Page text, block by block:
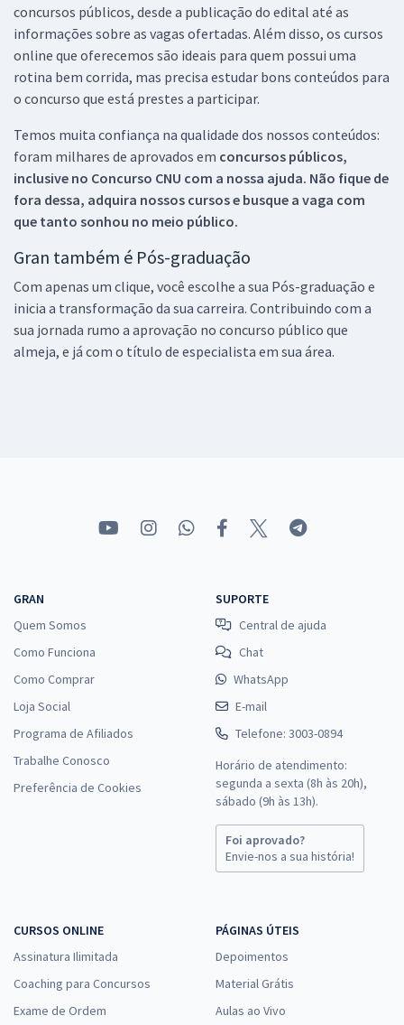
concursos públicos, desde a publicação do edital até as
informações sobre as vagas ofertadas. Além disso, os cursos
online que oferecemos são ideais para quem possui uma
rotina bem corrida, mas precisa estudar bons conteúdos para
o concurso que está prestes a participar.
Temos muita confiança na qualidade dos nossos conteúdos:
foram milhares de aprovados em concursos públicos,
inclusive no Concurso CNU com a nossa ajuda. Não fique de
fora dessa, adquira nossos cursos e busque a vaga com
que tanto sonhou no meio público.
Gran também é Pós-graduação
Com apenas um clique, você escolhe a sua Pós-graduação e
inicia a transformação da sua carreira. Contribuindo com a
sua jornada rumo a aprovação no concurso público que
almeja, e já com o título de especialista em sua área.
GRAN
Quem Somos
Como Funciona
Como Comprar
Loja Social
Programa de Afiliados
Trabalhe Conosco
Preferência de Cookies
SUPORTE
Central de ajuda
Chat
WhatsApp
E-mail
Telefone: 3003-0894
Horário de atendimento:
segunda a sexta (8h às 20h),
sábado (9h às 13h).
Foi aprovado?
Envie-nos a sua história!
CURSOS ONLINE
Assinatura Ilimitada
Coaching para Concursos
Exame de Ordem
PÁGINAS ÚTEIS
Depoimentos
Material Grátis
Aulas ao Vivo